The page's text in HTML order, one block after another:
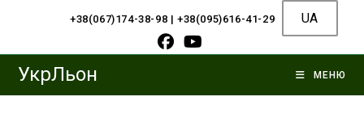
+38(067)174-38-98 |+38(095)616-41-29 UA
УкрЛьон МЕНЮ